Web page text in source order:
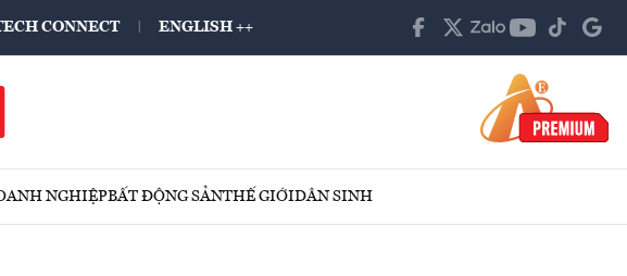
CONNECT ENGLISH ++
NGHIỆPBẤT ĐỘNG SẢNTHẾ GIỚIDÂN SINH